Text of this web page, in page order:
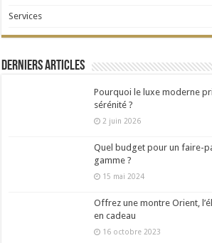
Services
Derniers articles
Pourquoi le luxe moderne
sérénité ?
2 juin 2026
Quel budget pour un faire-
gamme ?
15 mai 2024
Offrez une montre Orient,
en cadeau
16 octobre 2023